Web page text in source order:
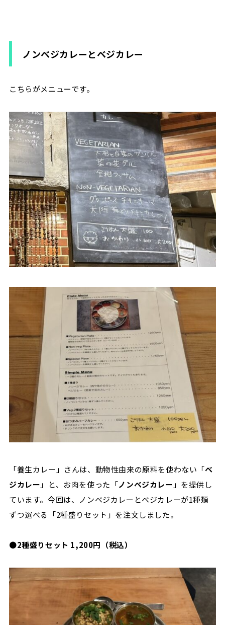
ノンベジカレーとベジカレー
こちらがメニューです。
「養生カレー」さんは、動物性由来の原料を使わない「ベ
ジカレー 」と、お肉を使った「ノンベジカレー 」を提供し
ています。今回は、ノンベジカレーとベジカレーが1種類
ずつ選べる「2種盛りセット」を注文しました。
●2種盛りセット 1,200円（税込）